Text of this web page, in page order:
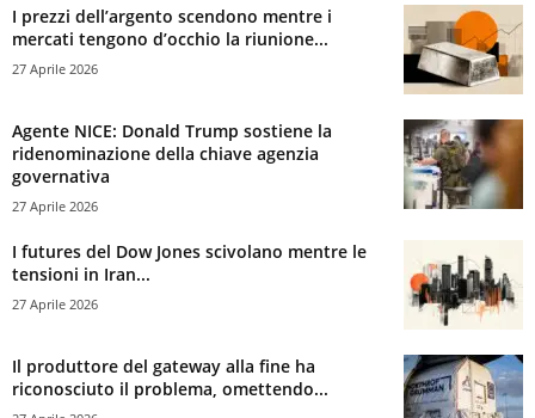
I prezzi dell’argento scendono mentre i
mercati tengono d’occhio la riunione...
27 Aprile 2026
Agente NICE: Donald Trump sostiene la
ridenominazione della chiave agenzia
governativa
27 Aprile 2026
I futures del Dow Jones scivolano mentre le
tensioni in Iran...
27 Aprile 2026
Il produttore del gateway alla fine ha
riconosciuto il problema, omettendo...